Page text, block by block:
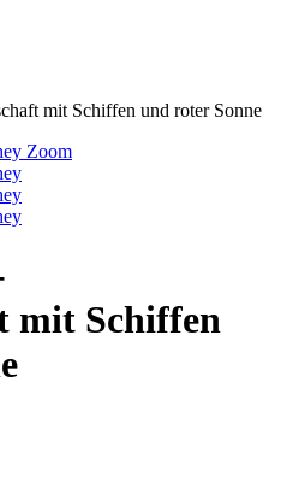
mit Schiffen und roter Sonne
Zoom
mit Schiffen